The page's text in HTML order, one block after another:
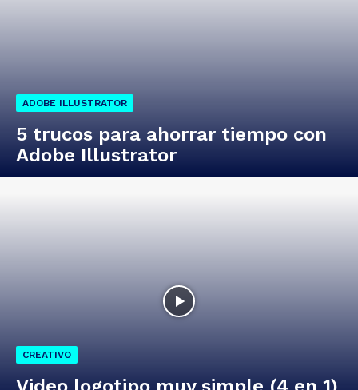
ADOBE ILLUSTRATOR
5 trucos para ahorrar tiempo con
Adobe Illustrator
CREATIVO